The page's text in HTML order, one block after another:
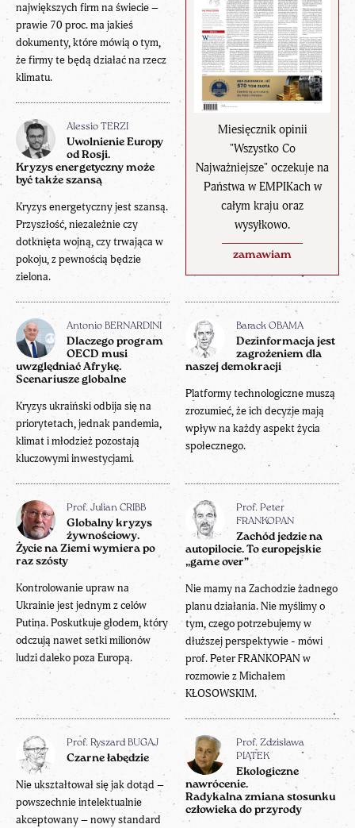
Miesięcznik opinii
"Wszystko Co
Najważniejsze" oczekuje na
Państwa w EMPIKach w
całym kraju oraz
wysyłkowo.
zamawiam
największych firm na świecie –
prawie 70 proc. ma jakieś
dokumenty, które mówią o tym,
że firmy te będą działać na rzecz
klimatu.
Alessio TERZI
Uwolnienie Europy
od Rosji.
Kryzys energetyczny może
być także szansą
Kryzys energetyczny jest szansą.
Przyszłość, niezależnie czy
dotknięta wojną, czy trwająca w
pokoju, z pewnością będzie
zielona.
Antonio BERNARDINI
Dlaczego program
OECD musi
uwzględniać Afrykę.
Scenariusze globalne
Kryzys ukraiński odbija się na
priorytetach, jednak pandemia,
klimat i młodzież pozostają
kluczowymi inwestycjami.
Barack OBAMA
Dezinformacja jest
zagrożeniem dla
naszej demokracji
Platformy technologiczne muszą
zrozumieć, że ich decyzje mają
wpływ na każdy aspekt życia
społecznego.
Prof. Julian CRIBB
Globalny kryzys
żywnościowy.
Życie na Ziemi wymiera po
raz szósty
Kontrolowanie upraw na
Ukrainie jest jednym z celów
Putina. Poskutkuje głodem, który
odczują nawet setki milionów
ludzi daleko poza Europą.
Prof. Peter
FRANKOPAN
Zachód jedzie na
autopilocie. To europejskie
„game over”
Nie mamy na Zachodzie żadnego
planu działania. Nie myślimy o
tym, czego potrzebujemy w
dłuższej perspektywie - mówi
prof. Peter FRANKOPAN w
rozmowie z Michałem
KŁOSOWSKIM.
Prof. Ryszard BUGAJ
Czarne łabędzie
Nie ukształtował się jak dotąd –
powszechnie intelektualnie
akceptowany – nowy standard
Prof. Zdzisława
PIĄTEK
Ekologiczne
nawrócenie.
Radykalna zmiana stosunku
człowieka do przyrody